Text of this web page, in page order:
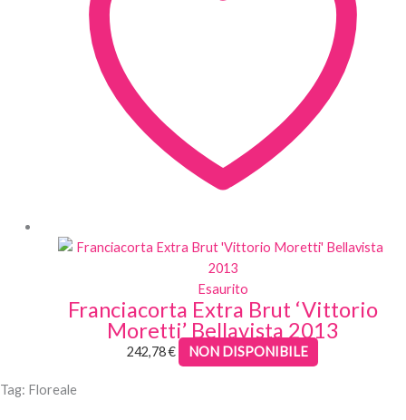
Esaurito
Franciacorta Extra Brut ‘Vittorio
Moretti’ Bellavista 2013
242,78€ NON DISPONIBILE
Tag: Floreale